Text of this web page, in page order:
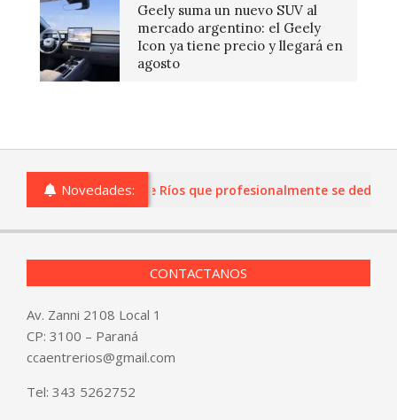
Geely suma un nuevo SUV al
mercado argentino: el Geely
Icon ya tiene precio y llegará en
agosto
Novedades:
o comercios de Entre Ríos que profesionalmente se
CONTACTANOS
Av. Zanni 2108 Local 1
CP: 3100 – Paraná
ccaentrerios@gmail.com
Tel: 343 5262752